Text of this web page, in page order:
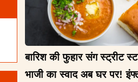
बारिश की फुहार संग स्ट्रीट
भाजी का स्वाद अब घर पर!